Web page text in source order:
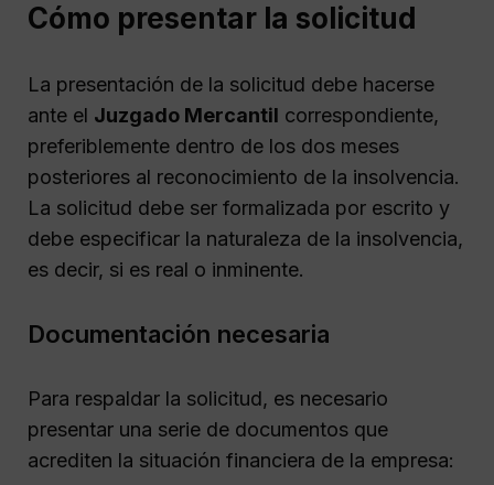
Cómo presentar la solicitud
La presentación de la solicitud debe hacerse
ante el Juzgado Mercantil correspondiente,
preferiblemente dentro de los dos meses
posteriores al reconocimiento de la insolvencia.
La solicitud debe ser formalizada por escrito y
debe especificar la naturaleza de la insolvencia,
es decir, si es real o inminente.
Documentación necesaria
Para respaldar la solicitud, es necesario
presentar una serie de documentos que
acrediten la situación financiera de la empresa: